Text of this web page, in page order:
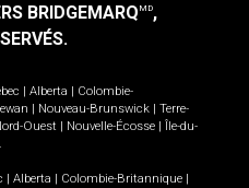
BRIDGEMARQ MD,
Alberta
Colombie-
Nouveau-Brunswick
Terre-
Ouest Nouvelle-Écosse
Île-du-
.
Alberta Colombie-Britannique